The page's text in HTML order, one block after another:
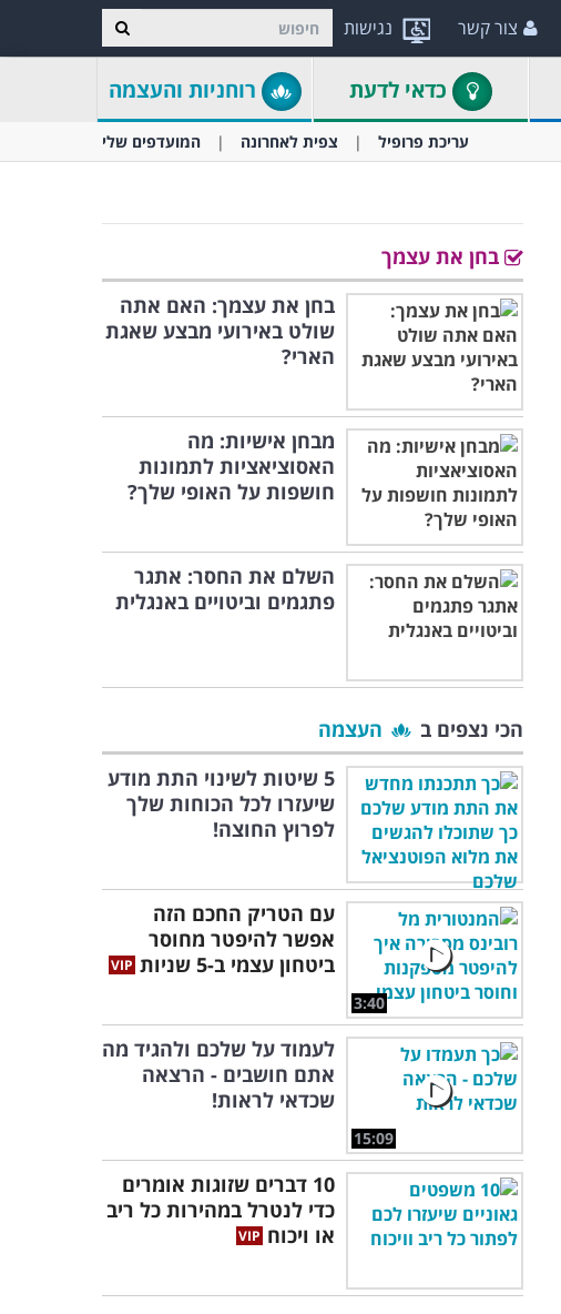
נגישות צור קשר
כדאי לדעת רוחניות והעצמה
עריכת פרופיל צפית לאחרונה המועדפים שלי
בחן את עצמך
בחן את עצמך: האם אתה
שולט באירועי מבצע שאגת
הארי?
מבחן אישיות: מה
האסוציאציות לתמונות
חושפות על האופי שלך?
השלם את החסר: אתגר
פתגמים וביטויים באנגלית
הכי נצפים ב
העצמה
5 שיטות לשינוי התת מודע
שיעזרו לכל הכוחות שלך
לפרוץ החוצה!
3:40
עם הטריק החכם הזה
אפשר להיפטר מחוסר
ביטחון עצמי ב-5 שניות
15:09
לעמוד על שלכם ולהגיד מה
אתם חושבים - הרצאה
שכדאי לראות!
10 דברים שזוגות אומרים
כדי לנטרל במהירות כל ריב
או ויכוח